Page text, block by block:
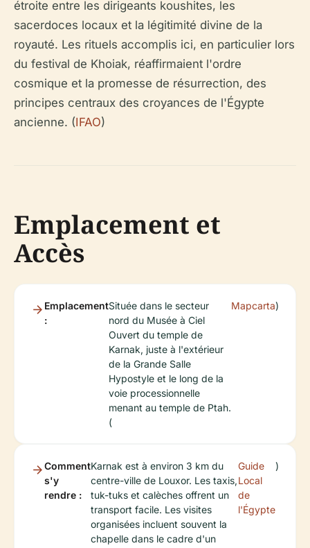
étroite entre les dirigeants koushites, les
sacerdoces locaux et la légitimité divine de la
royauté. Les rituels accomplis ici, en particulier lors
du festival de Khoiak, réaffirmaient l'ordre
cosmique et la promesse de résurrection, des
principes centraux des croyances de l'Égypte
ancienne. (IFAO)
Emplacement et
Accès
Emplacement
:
Située dans le secteur
nord du Musée à Ciel
Ouvert du temple de
Karnak, juste à l'extérieur
de la Grande Salle
Hypostyle et le long de la
voie processionnelle
menant au temple de Ptah.
(
Mapcarta)
Comment
s'y
rendre :
Karnak est à environ 3 km du
centre-ville de Louxor. Les taxis,
tuk-tuks et calèches offrent un
transport facile. Les visites
organisées incluent souvent la
chapelle dans le cadre d'un
Guide
Local
de
l'Égypte
)